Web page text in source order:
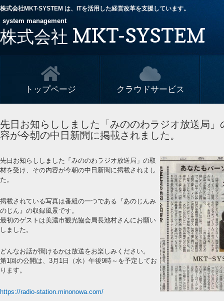
株式会社MKT-SYSTEM は、ITを活用した経営改革を支援しています。
system management
株式会社 MKT-SYSTEM
トップページ クラウドサービス
先日お知らししました「みののわラジオ放送局
容が今朝の中日新聞に掲載されました。
先日お知らししました「みののわラジオ放送局」の取
材を受け、その内容が今朝の中日新聞に掲載されまし
た。
掲載されている写真は番組の一つである『あのじんみ
のじん』の収録風景です。
最初のゲストは美濃市観光協会局長池村さんにお願い
しました。
どんなお話が聞けるかは放送をお楽しみください。
第1回の公開は、3月1日（水）午後9時～を予定してお
ります。
https://radio-station.minonowa.com/